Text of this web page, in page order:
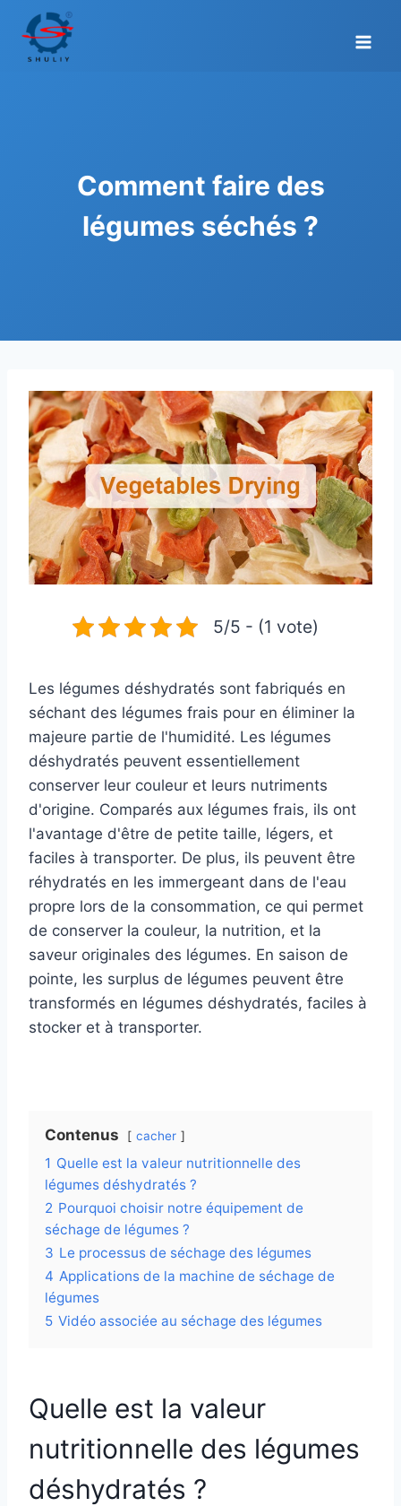
contenu
Comment faire des
légumes séchés ?
5/5 - (1 vote)
Les légumes déshydratés sont fabriqués en
séchant des légumes frais pour en éliminer la
majeure partie de l'humidité. Les légumes
déshydratés peuvent essentiellement
conserver leur couleur et leurs nutriments
d'origine. Comparés aux légumes frais, ils ont
l'avantage d'être de petite taille, légers, et
faciles à transporter. De plus, ils peuvent être
réhydratés en les immergeant dans de l'eau
propre lors de la consommation, ce qui permet
de conserver la couleur, la nutrition, et la
saveur originales des légumes. En saison de
pointe, les surplus de légumes peuvent être
transformés en légumes déshydratés, faciles à
stocker et à transporter.
Contenus cacher
1 Quelle est la valeur nutritionnelle des
légumes déshydratés ?
2 Pourquoi choisir notre équipement de
séchage de légumes ?
3 Le processus de séchage des légumes
4 Applications de la machine de séchage de
légumes
5 Vidéo associée au séchage des légumes
Quelle est la valeur
nutritionnelle des légumes
déshydratés ?